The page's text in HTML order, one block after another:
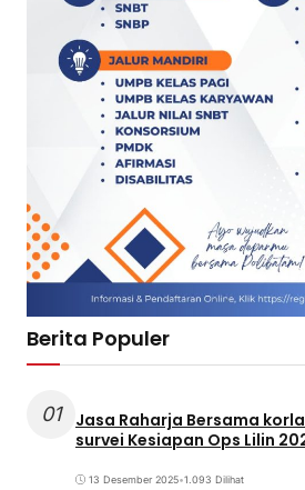
Berita Populer
01
Jasa Raharja Bersama
survei Kesiapan Ops Lilin
13 Desember 2025•1.093 Dilihat